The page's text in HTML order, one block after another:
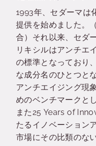
1993年、セダーマは
提供を始めました。
合）それ以来、セダ
リキシルはアンチエ
の標準となっており
な成分名のひとつと
アンチエイジング現
めのベンチマークと
また25 Years of
たるイノベーション
市場にその比類のな